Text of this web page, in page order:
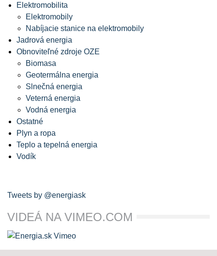
Elektromobilita
Elektromobily
Nabíjacie stanice na elektromobily
Jadrová energia
Obnoviteľné zdroje OZE
Biomasa
Geotermálna energia
Slnečná energia
Veterná energia
Vodná energia
Ostatné
Plyn a ropa
Teplo a tepelná energia
Vodík
Tweets by @energiask
VIDEÁ NA VIMEO.COM